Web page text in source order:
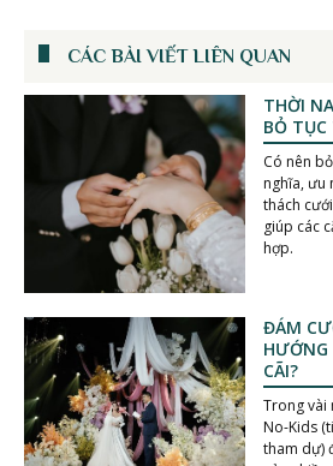
CÁC BÀI VIẾT LIÊN QUAN
THỜI
BỎ TỤC
Có nên
nghĩa, ưu
thách
giúp các
hợp.
ĐÁM
HƯỚNG
CÃI?
Trong vài
No-Kids
tham dự)